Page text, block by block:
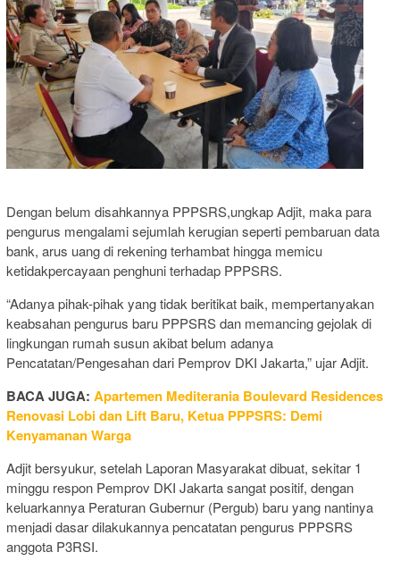
Dengan belum disahkannya PPPSRS,ungkap Adjit, maka para
pengurus mengalami sejumlah kerugian seperti pembaruan data
bank, arus uang di rekening terhambat hingga memicu
ketidakpercayaan penghuni terhadap PPPSRS.
“Adanya pihak-pihak yang tidak beritikat baik, mempertanyakan
keabsahan pengurus baru PPPSRS dan memancing gejolak di
lingkungan rumah susun akibat belum adanya
Pencatatan/Pengesahan dari Pemprov DKI Jakarta,” ujar Adjit.
BACA JUGA: Apartemen Mediterania Boulevard Residences
Renovasi Lobi dan Lift Baru, Ketua PPPSRS: Demi
Kenyamanan Warga
Adjit bersyukur, setelah Laporan Masyarakat dibuat, sekitar 1
minggu respon Pemprov DKI Jakarta sangat positif, dengan
keluarkannya Peraturan Gubernur (Pergub) baru yang nantinya
menjadi dasar dilakukannya pencatatan pengurus PPPSRS
anggota P3RSI.